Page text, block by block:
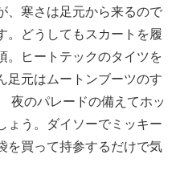
、寒さは足元から来るので
。どうしてもスカートを履
。ヒートテックのタイツを
足元はムートンブーツのす
夜のパレードの備えてホッ
ょう。ダイソーでミッキー
を買って持参するだけで気